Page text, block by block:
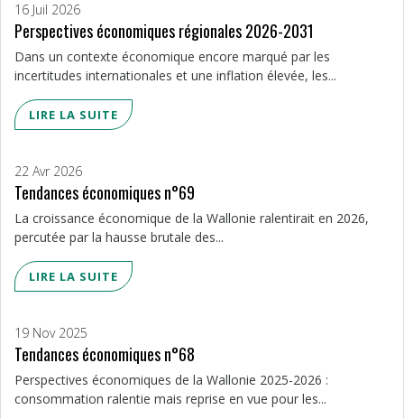
16 Juil 2026
Perspectives économiques régionales 2026-2031
Dans un contexte économique encore marqué par les
incertitudes internationales et une inflation élevée, les...
LIRE LA SUITE
22 Avr 2026
Tendances économiques n°69
La croissance économique de la Wallonie ralentirait en 2026,
percutée par la hausse brutale des...
LIRE LA SUITE
19 Nov 2025
Tendances économiques n°68
Perspectives économiques de la Wallonie 2025-2026 :
consommation ralentie mais reprise en vue pour les...